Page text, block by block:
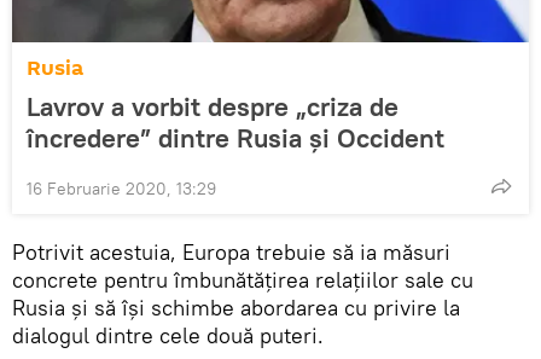
Rusia
Lavrov a vorbit despre „criza de
încredere” dintre Rusia și Occident
16 Februarie 2020, 13:29
Potrivit acestuia, Europa trebuie să ia măsuri
concrete pentru îmbunătățirea relațiilor sale cu
Rusia și să îşi schimbe abordarea cu privire la
dialogul dintre cele două puteri.